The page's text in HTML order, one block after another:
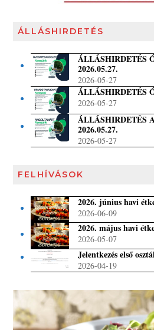
ÁLLÁSHIRDETÉS
ÁLLÁSHIRDETÉS
2026.05.27.
2026-05-27
ÁLLÁSHIRDETÉS
2026-05-27
ÁLLÁSHIRDETÉS
2026.05.27.
2026-05-27
FELHÍVÁSOK
2026. június havi
2026-06-09
2026. május havi
2026-05-07
Jelentkezés első
2026-04-19